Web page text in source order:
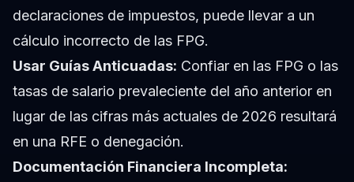
declaraciones de impuestos, puede llevar a un
cálculo incorrecto de las FPG.
Usar Guías Anticuadas: Confiar en las FPG o las
tasas de salario prevaleciente del año anterior en
lugar de las cifras más actuales de 2026 resultará
en una RFE o denegación.
Documentación Financiera Incompleta: